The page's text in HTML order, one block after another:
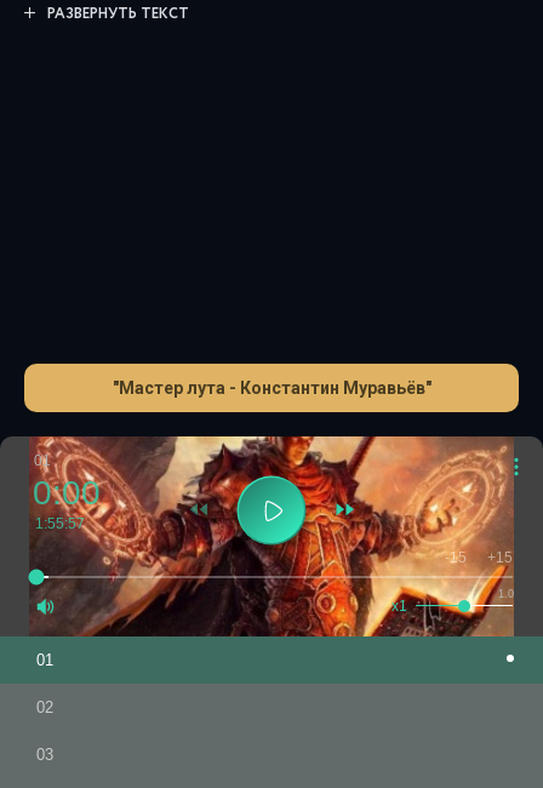
где балом правят могущественные магические гильдии, а
версию.
РАЗВЕРНУТЬ ТЕКСТ
"Мастер лута - Константин Муравьёв"
01
0:00
1:55:57
1.0
x1
-15 +15
01
02
03